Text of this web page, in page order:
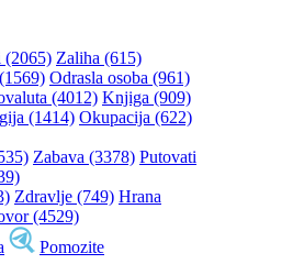
(2065) Zaliha (615)
Odrasla osoba (961)
(4012) Knjiga (909)
(1414) Okupacija (622)
Zabava (3378) Putovati
Zdravlje (749) Hrana
(4529)
Pomozite